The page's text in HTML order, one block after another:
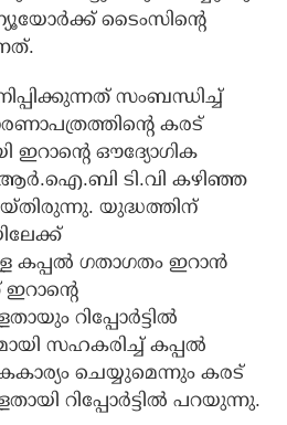
ടൈംസിന്റെ
സംബന്ധിച്ച്
കരട്
ഇറാന്റെ ഔദ്യോഗിക
ടി.വി കഴിഞ്ഞ
യുദ്ധത്തിന്
ഗതാഗതം ഇറാന്‍
റിപ്പോര്‍ട്ടില്‍
സഹകരിച്ച് കപ്പല്‍
ചെയ്യുമെന്നും കരട്
റിപ്പോര്‍ട്ടില്‍ പറയുന്നു.